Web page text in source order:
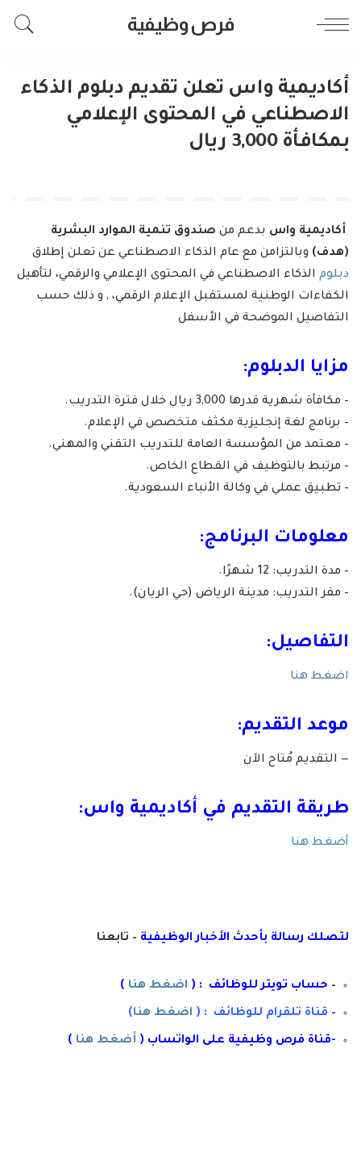
فرص وظيفية
أكاديمية واس تعلن تقديم دبلوم الذكاء
الاصطناعي في المحتوى الإعلامي
بمكافأة 3,000 ريال
أكاديمية واس بدعم من صندوق تنمية الموارد البشرية
(هدف) وبالتزامن مع عام الذكاء الاصطناعي عن تعلن إطلاق
دبلوم الذكاء الاصطناعي في المحتوى الإعلامي والرقمي، لتأهيل
الكفاءات الوطنية لمستقبل الإعلام الرقمي، , و ذلك حسب
التفاصيل الموضحة في الأسفل
مزايا الدبلوم:
– مكافأة شهرية قدرها 3,000 ريال خلال فترة التدريب.
– برنامج لغة إنجليزية مكثف متخصص في الإعلام.
– معتمد من المؤسسة العامة للتدريب التقني والمهني.
– مرتبط بالتوظيف في القطاع الخاص.
– تطبيق عملي في وكالة الأنباء السعودية.
معلومات البرنامج:
– مدة التدريب: 12 شهرًا.
– مقر التدريب: مدينة الرياض (حي الريان).
التفاصيل:
اضغط هنا
موعد التقديم:
— التقديم مُتاح الآن
طريقة التقديم في أكاديمية واس:
أضغط هنا
لتصلك رسالة بأحدث الأخبار الوظيفية – تابعنا
– حساب تويتر للوظائف : ( اضغط هنا )
– قناة تلقرام للوظائف : ( اضغط هنا)
-قناة فرص وظيفية على الواتساب ( أضغط هنا )